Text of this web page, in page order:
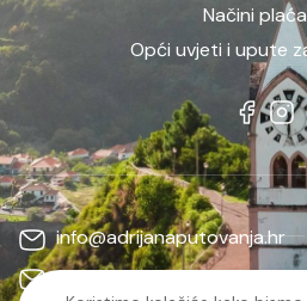
Načini
Opći uvjeti i upute
info@adrijanaputovanja.hr